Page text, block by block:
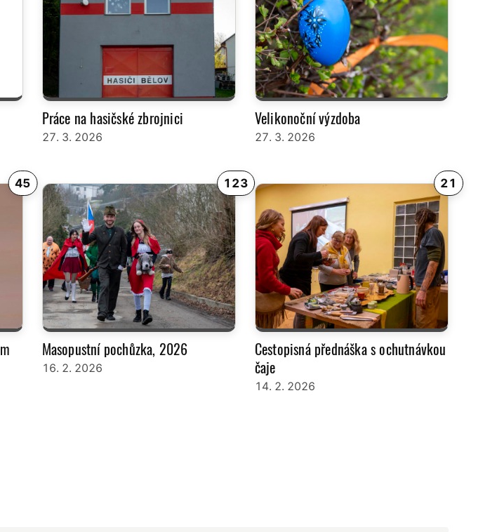
Práce na hasičské zbrojnici
27. 3. 2026
Velikonoční výzdoba
27. 3. 2026
45 123
Masopustní pochůzka, 2026
16. 2. 2026
21
Cestopisná přednáška s ochutnávkou
čaje
14. 2. 2026